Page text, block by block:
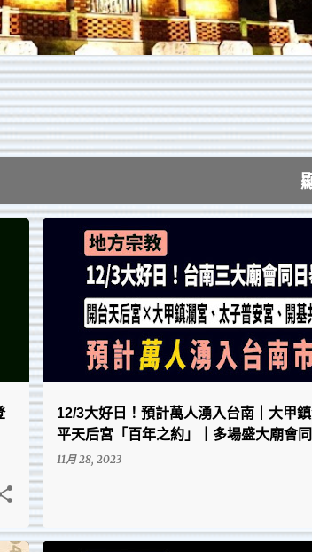
12/3大好日！預計萬人湧入台南｜大甲
平天后宮「百年之約」｜多場盛大廟會
11月 28, 2023
台南在地的點點滴滴、回憶與趣圖